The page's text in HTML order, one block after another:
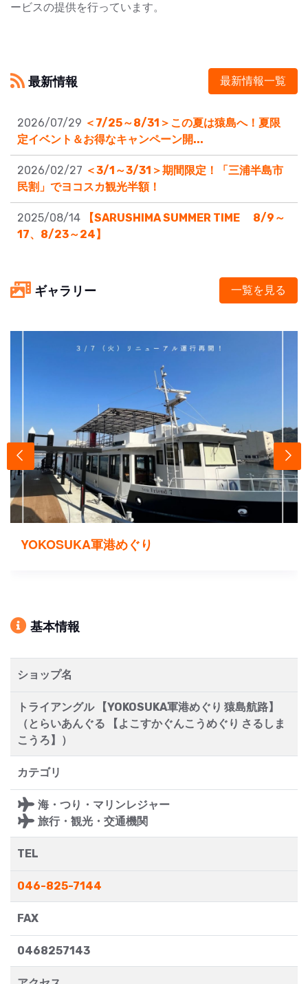
ービスの提供を行っています。
最新情報 最新情報一覧
2026/07/29 ＜7/25～8/31＞この夏は猿島へ！夏限
定イベント＆お得なキャンペーン開...
2026/02/27 ＜3/1～3/31＞期間限定！「三浦半島市
民割」でヨコスカ観光半額！
2025/08/14
【SARUSHIMA SUMMER TIME 8/9～
17、8/23～24】
ギャラリー 一覧を見る
YOKOSUKA軍港めぐり
基本情報
ショップ名
トライアングル 【YOKOSUKA軍港めぐり 猿島航路】
（とらいあんぐる 【よこすかぐんこうめぐり さるしま
こうろ】）
カテゴリ
海・つり・マリンレジャー
旅行・観光・交通機関
TEL
046-825-7144
FAX
0468257143